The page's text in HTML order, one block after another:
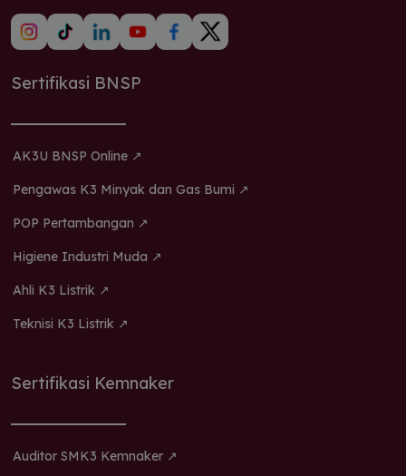
Sertifikasi BNSP
AK3U BNSP Online ↗
Pengawas K3 Minyak dan Gas Bumi ↗
POP Pertambangan ↗
Higiene Industri Muda ↗
Ahli K3 Listrik ↗
Teknisi K3 Listrik ↗
Sertifikasi Kemnaker
Auditor SMK3 Kemnaker ↗